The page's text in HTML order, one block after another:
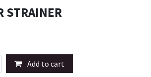
STRAINER
Add to cart